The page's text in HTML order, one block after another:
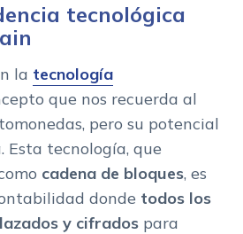
tecnológica
la tecnología
que nos recuerda al
pero su potencial
Esta tecnología, que
cadena de bloques, es
donde todos los
y cifrados para